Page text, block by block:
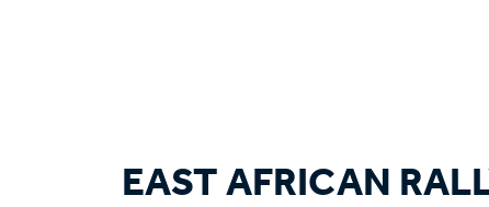
EAST AFRICAN